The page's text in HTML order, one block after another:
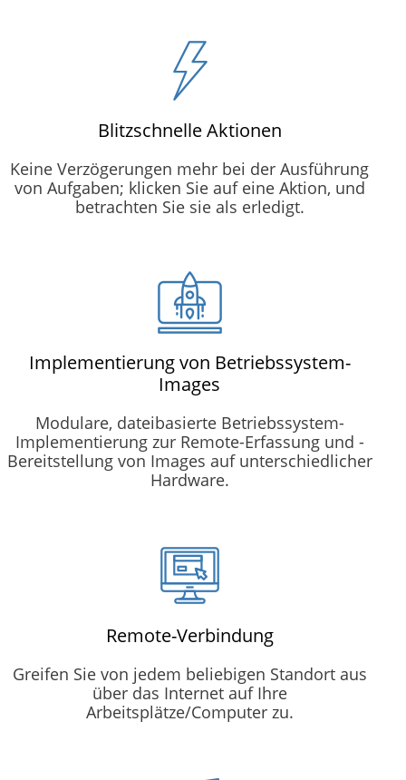
Blitzschnelle Aktionen
Keine Verzögerungen mehr bei der Ausführung
von Aufgaben; klicken Sie auf eine Aktion, und
betrachten Sie sie als erledigt.
Implementierung von Betriebssystem-
Images
Modulare, dateibasierte Betriebssystem-
Implementierung zur Remote-Erfassung und -
Bereitstellung von Images auf unterschiedlicher
Hardware.
Remote-Verbindung
Greifen Sie von jedem beliebigen Standort aus
über das Internet auf Ihre
Arbeitsplätze/Computer zu.